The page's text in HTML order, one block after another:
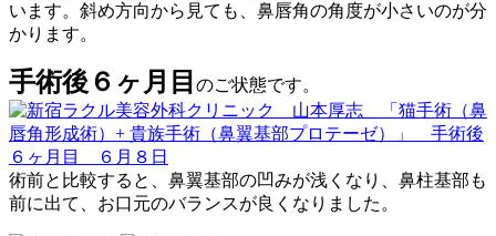
います。斜め方向から見ても、鼻唇角の角度が小さいのが分
かります。
手術後６ヶ月目 のご状態です。
術前と比較すると、鼻翼基部の凹みが浅くなり、鼻柱基部も
前に出て、お口元のバランスが良くなりました。